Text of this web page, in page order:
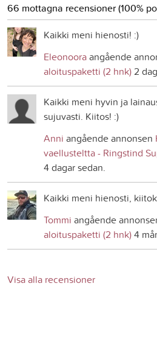
66 mottagna recensioner (100%
Kaikki meni hienosti! :)
Eleonooraangående
aloituspaketti (2 hnk)2
Kaikki meni hyvin ja
sujuvasti. Kiitos! :)
Anni angående annonsen
vaellusteltta - Ringstind
4 dagar sedan.
Kaikki meni hienosti,
Tommi angående
aloituspaketti (2 hnk)4
Visa alla recensioner